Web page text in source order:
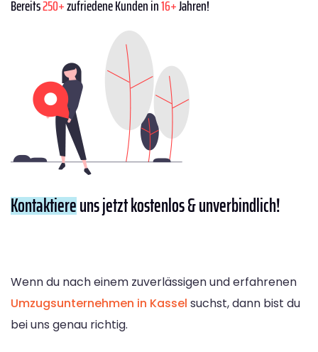
Bereits250+zufriedene Kunden in16+Jahren!
Kontaktiereuns jetzt kostenlos & unverbindlich!
Wenn du nach einem zuverlässigen und erfahrenen
Umzugsunternehmen in Kassel suchst, dann bist du
bei uns genau richtig.